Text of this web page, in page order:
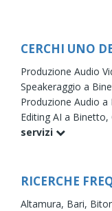
CERCHI UNO
Produzione Audio
Speakeraggio a
Produzione Audio a
Editing AI a Binetto,
servizi
RICERCHE
Altamura, Bari,